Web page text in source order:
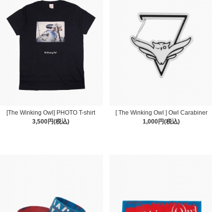
[The Winking Owl] PHOTO T-shirt
3,500円(税込)
[ The Winking Owl ] Owl Carabiner
1,000円(税込)